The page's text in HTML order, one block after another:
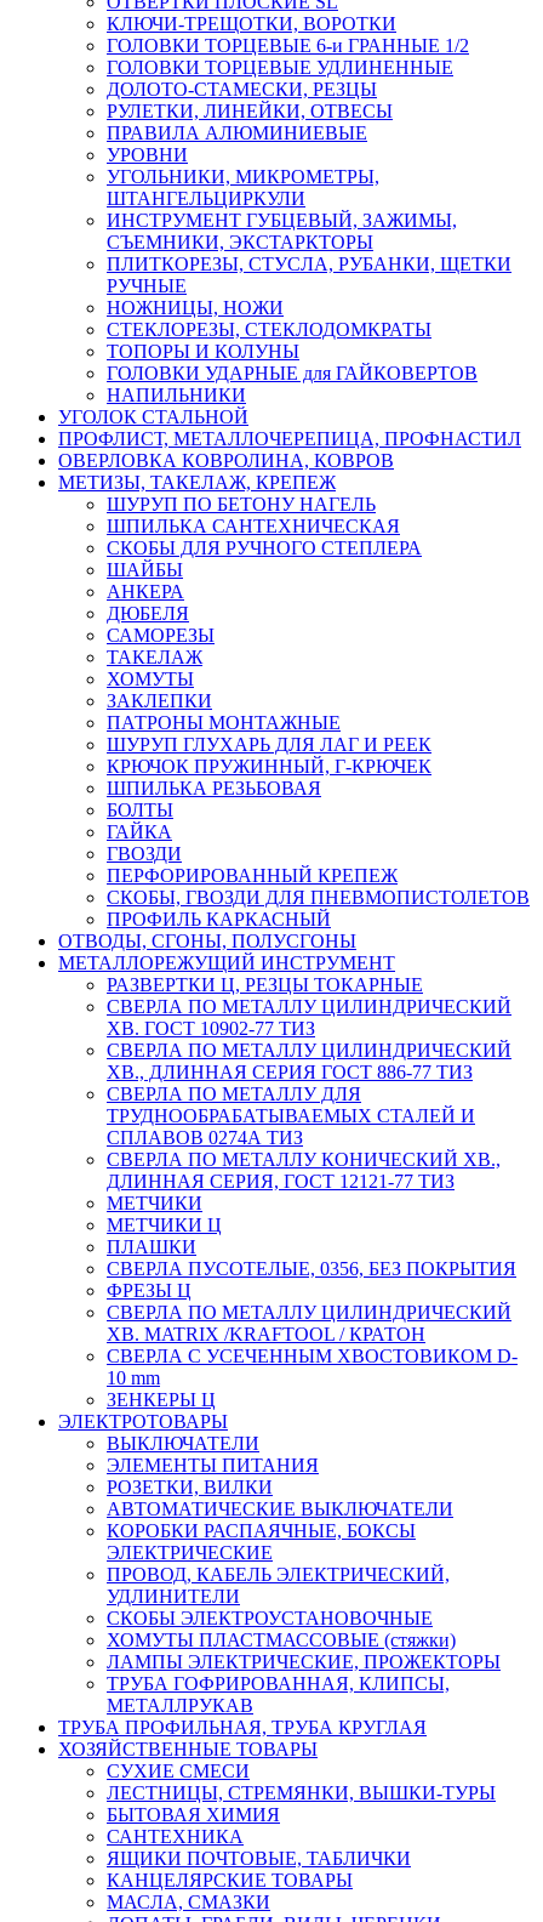
КЛЮЧИ-ТРЕЩОТКИ, ВОРОТКИ
ГОЛОВКИ ТОРЦЕВЫЕ 6-и ГРАННЫЕ 1/2
ГОЛОВКИ ТОРЦЕВЫЕ УДЛИНЕННЫЕ
ДОЛОТО-СТАМЕСКИ, РЕЗЦЫ
РУЛЕТКИ, ЛИНЕЙКИ, ОТВЕСЫ
ПРАВИЛА АЛЮМИНИЕВЫЕ
УРОВНИ
УГОЛЬНИКИ, МИКРОМЕТРЫ,
ШТАНГЕЛЬЦИРКУЛИ
ИНСТРУМЕНТ ГУБЦЕВЫЙ, ЗАЖИМЫ,
СЪЕМНИКИ, ЭКСТАРКТОРЫ
ПЛИТКОРЕЗЫ, СТУСЛА, РУБАНКИ, ЩЕТКИ
РУЧНЫЕ
НОЖНИЦЫ, НОЖИ
СТЕКЛОРЕЗЫ, СТЕКЛОДОМКРАТЫ
ТОПОРЫ И КОЛУНЫ
ГОЛОВКИ УДАРНЫЕ для ГАЙКОВЕРТОВ
НАПИЛЬНИКИ
УГОЛОК СТАЛЬНОЙ
ПРОФЛИСТ, МЕТАЛЛОЧЕРЕПИЦА, ПРОФНАСТИЛ
ОВЕРЛОВКА КОВРОЛИНА, КОВРОВ
МЕТИЗЫ, ТАКЕЛАЖ, КРЕПЕЖ
ШУРУП ПО БЕТОНУ НАГЕЛЬ
ШПИЛЬКА САНТЕХНИЧЕСКАЯ
СКОБЫ ДЛЯ РУЧНОГО СТЕПЛЕРА
ШАЙБЫ
АНКЕРА
ДЮБЕЛЯ
САМОРЕЗЫ
ТАКЕЛАЖ
ХОМУТЫ
ЗАКЛЕПКИ
ПАТРОНЫ МОНТАЖНЫЕ
ШУРУП ГЛУХАРЬ ДЛЯ ЛАГ И РЕЕК
КРЮЧОК ПРУЖИННЫЙ, Г-КРЮЧЕК
ШПИЛЬКА РЕЗЬБОВАЯ
БОЛТЫ
ГАЙКА
ГВОЗДИ
ПЕРФОРИРОВАННЫЙ КРЕПЕЖ
СКОБЫ, ГВОЗДИ ДЛЯ ПНЕВМОПИСТОЛЕТОВ
ПРОФИЛЬ КАРКАСНЫЙ
ОТВОДЫ, СГОНЫ, ПОЛУСГОНЫ
МЕТАЛЛОРЕЖУЩИЙ ИНСТРУМЕНТ
РАЗВЕРТКИ Ц, РЕЗЦЫ ТОКАРНЫЕ
СВЕРЛА ПО МЕТАЛЛУ ЦИЛИНДРИЧЕСКИЙ
ХВ. ГОСТ 10902-77 ТИЗ
СВЕРЛА ПО МЕТАЛЛУ ЦИЛИНДРИЧЕСКИЙ
ХВ., ДЛИННАЯ СЕРИЯ ГОСТ 886-77 ТИЗ
СВЕРЛА ПО МЕТАЛЛУ ДЛЯ
ТРУДНООБРАБАТЫВАЕМЫХ СТАЛЕЙ И
СПЛАВОВ 0274А ТИЗ
СВЕРЛА ПО МЕТАЛЛУ КОНИЧЕСКИЙ ХВ.,
ДЛИННАЯ СЕРИЯ, ГОСТ 12121-77 ТИЗ
МЕТЧИКИ
МЕТЧИКИ Ц
ПЛАШКИ
СВЕРЛА ПУСОТЕЛЫЕ, 0356, БЕЗ ПОКРЫТИЯ
ФРЕЗЫ Ц
СВЕРЛА ПО МЕТАЛЛУ ЦИЛИНДРИЧЕСКИЙ
ХВ. MATRIX /KRAFTOOL / КРАТОН
СВЕРЛА С УСЕЧЕННЫМ ХВОСТОВИКОМ D-
10 mm
ЗЕНКЕРЫ Ц
ЭЛЕКТРОТОВАРЫ
ВЫКЛЮЧАТЕЛИ
ЭЛЕМЕНТЫ ПИТАНИЯ
РОЗЕТКИ, ВИЛКИ
АВТОМАТИЧЕСКИЕ ВЫКЛЮЧАТЕЛИ
КОРОБКИ РАСПАЯЧНЫЕ, БОКСЫ
ЭЛЕКТРИЧЕСКИЕ
ПРОВОД, КАБЕЛЬ ЭЛЕКТРИЧЕСКИЙ,
УДЛИНИТЕЛИ
СКОБЫ ЭЛЕКТРОУСТАНОВОЧНЫЕ
ХОМУТЫ ПЛАСТМАССОВЫЕ (стяжки)
ЛАМПЫ ЭЛЕКТРИЧЕСКИЕ, ПРОЖЕКТОРЫ
ТРУБА ГОФРИРОВАННАЯ, КЛИПСЫ,
МЕТАЛЛРУКАВ
ТРУБА ПРОФИЛЬНАЯ, ТРУБА КРУГЛАЯ
ХОЗЯЙСТВЕННЫЕ ТОВАРЫ
СУХИЕ СМЕСИ
ЛЕСТНИЦЫ, СТРЕМЯНКИ, ВЫШКИ-ТУРЫ
БЫТОВАЯ ХИМИЯ
САНТЕХНИКА
ЯЩИКИ ПОЧТОВЫЕ, ТАБЛИЧКИ
КАНЦЕЛЯРСКИЕ ТОВАРЫ
МАСЛА, СМАЗКИ